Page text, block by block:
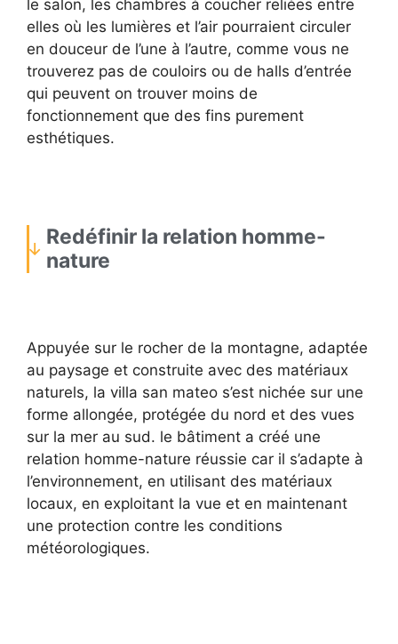
le salon, les chambres à coucher reliées entre
elles où les lumières et l’air pourraient circuler
en douceur de l’une à l’autre, comme vous ne
trouverez pas de couloirs ou de halls d’entrée
qui peuvent on trouver moins de
fonctionnement que des fins purement
esthétiques.
Redéfinir la relation homme-
nature
Appuyée sur le rocher de la montagne, adaptée
au paysage et construite avec des matériaux
naturels, la villa san mateo s’est nichée sur une
forme allongée, protégée du nord et des vues
sur la mer au sud. le bâtiment a créé une
relation homme-nature réussie car il s’adapte à
l’environnement, en utilisant des matériaux
locaux, en exploitant la vue et en maintenant
une protection contre les conditions
météorologiques.